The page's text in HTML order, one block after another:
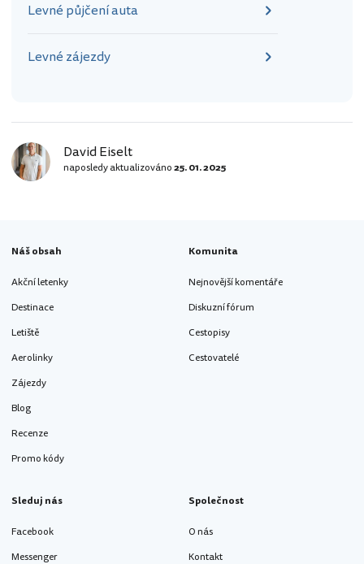
Levné půjčení auta
Levné zájezdy
David Eiselt
naposledy aktualizováno25. 01. 2025
Náš obsah
Akční letenky
Destinace
Letiště
Aerolinky
Zájezdy
Blog
Recenze
Promo kódy
Komunita
Nejnovější komentáře
Diskuzní fórum
Cestopisy
Cestovatelé
Sleduj nás
Facebook
Messenger
Společnost
O nás
Kontakt